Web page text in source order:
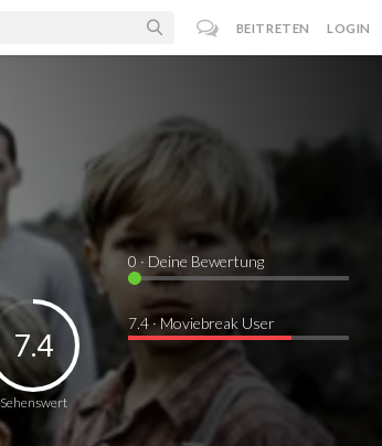
BEITRETEN LOGIN
Sehenswert
7.4
0· Deine Bewertung
7.4 · Moviebreak User